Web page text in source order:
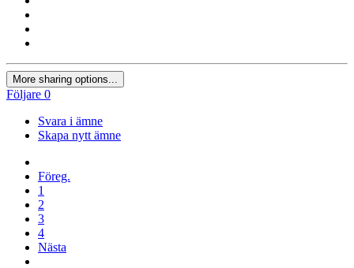
More sharing options...
Följare 0
Svara i ämne
Skapa nytt ämne
Föreg.
1
2
3
4
Nästa